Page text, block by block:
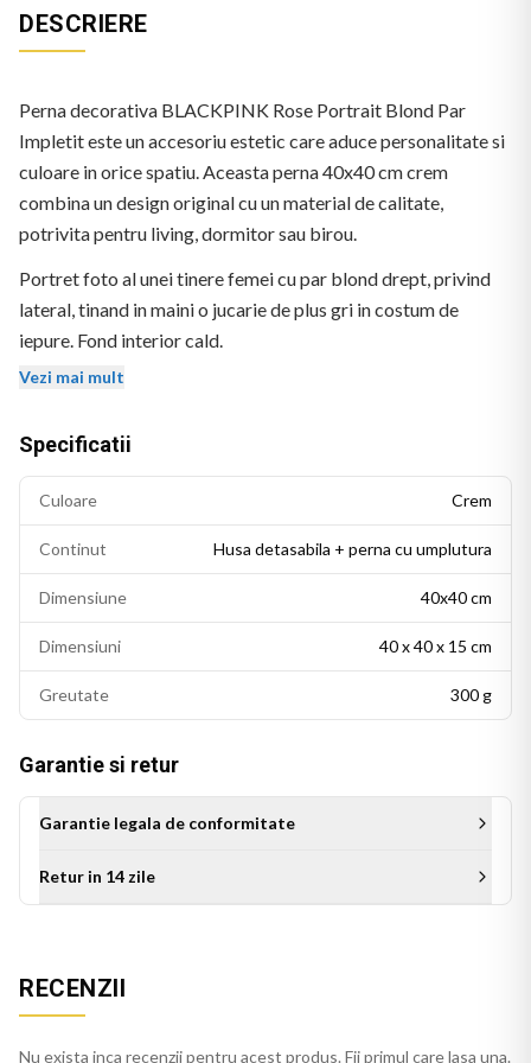
DESCRIERE
Perna decorativa BLACKPINK Rose Portrait Blond Par
Impletit este un accesoriu estetic care aduce personalitate si
culoare in orice spatiu. Aceasta perna 40x40 cm crem
combina un design original cu un material de calitate,
potrivita pentru living, dormitor sau birou.
Portret foto al unei tinere femei cu par blond drept, privind
lateral, tinand in maini o jucarie de plus gri in costum de
iepure. Fond interior cald.
Aceasta perna decorativa se potriveste intr-un living modern,
gust estetic rafinat.
Vezi mai mult
Specificatii
Culoare Crem
Continut Husa detasabila + perna cu umplutura
Dimensiune 40x40 cm
Dimensiuni 40 x 40 x 15 cm
Greutate 300 g
Garantie si retur
Garantie legala de conformitate
Retur in 14 zile
RECENZII
Nu exista inca recenzii pentru acest produs. Fii primul care lasa una.